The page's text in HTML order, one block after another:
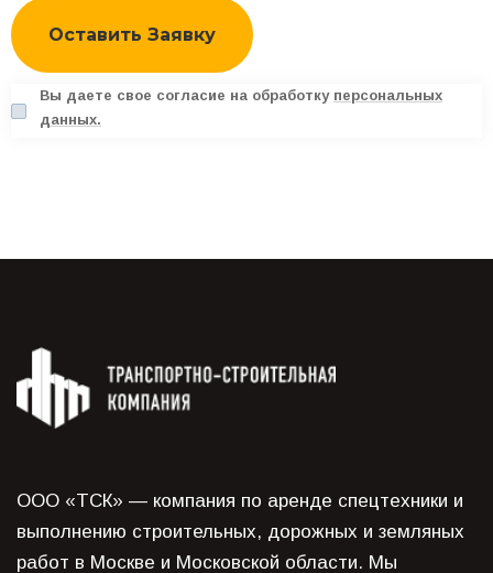
Вы даете свое согласие на обработку персональных
данных.
ООО «ТСК» — компания по аренде спецтехники и
выполнению строительных, дорожных и земляных
работ в Москве и Московской области. Мы